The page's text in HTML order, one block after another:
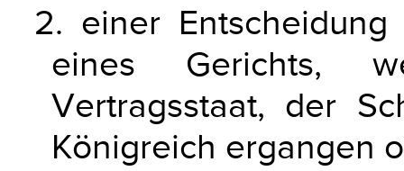
2. einer
eines Gerichts,
Vertragsstaat, der
Königreich ergangen